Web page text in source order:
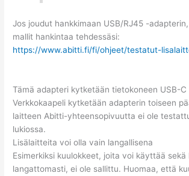
Jos joudut hankkimaan USB/RJ45 -
mallit hankintaa tehdessäsi:
https://www.abitti.fi/fi/ohjeet/testatut-
Tämä adapteri kytketään tietokoneen USB-
Verkkokaapeli kytketään adapterin toiseen
laitteen Abitti-yhteensopivuutta ei ole
lukiossa.
Lisälaitteita voi olla vain langallisena
Esimerkiksi kuulokkeet, joita voi käyttää
langattomasti, ei ole sallittu. Huomaa, että